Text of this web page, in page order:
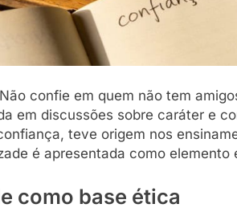
confie em quem não tem
em discussões sobre caráter e
teve origem nos
é apresentada como
como base ética